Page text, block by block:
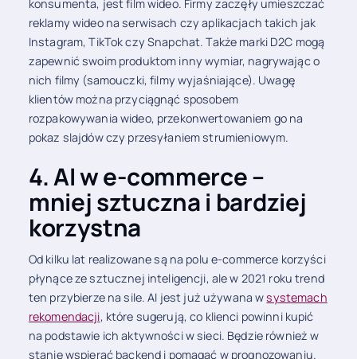
konsumenta, jest filmwideo. Firmy zaczęły umieszczać
reklamy wideo na serwisach czy aplikacjach takich jak
Instagram, TikTok czy Snapchat. Także marki D2C mogą
zapewnić swoim produktom inny wymiar, nagrywając o
nich filmy (samouczki, filmy wyjaśniające). Uwagę
klientów można przyciągnąć sposobem
rozpakowywania wideo, przekonwertowaniem go na
pokaz slajdów czy przesyłaniem strumieniowym.
4. AI w e-commerce –
mniej sztuczna i bardziej
korzystna
Od kilku lat realizowane są na polu e-commerce korzyści
płynące ze sztucznej inteligencji, ale w 2021 roku trend
ten przybierze na sile. AI jest już używana wsystemach
rekomendacji, które sugerują, co klienci powinni kupić
na podstawie ich aktywności w sieci. Będzie również w
stanie wspierać backend i pomagać w prognozowaniu.